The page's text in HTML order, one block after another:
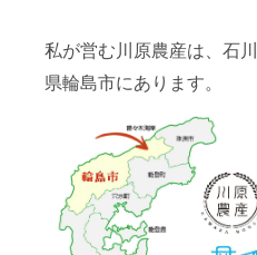
私が営む川原農産は、石川
県輪島市にあります。